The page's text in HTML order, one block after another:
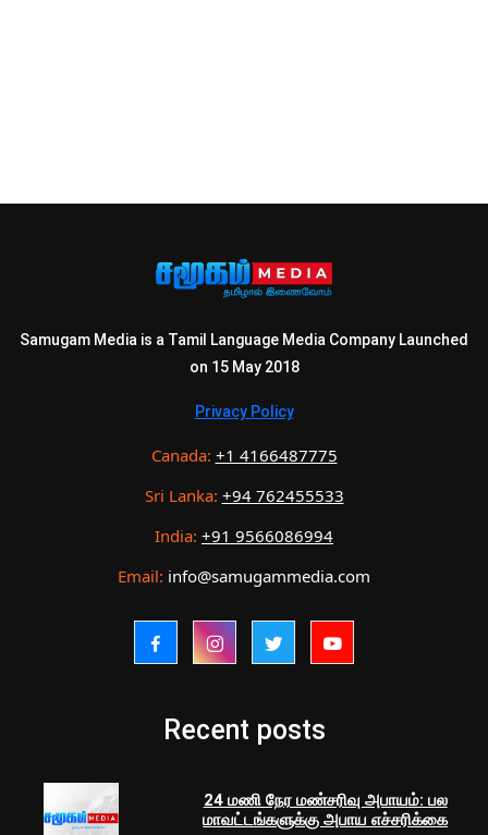
Samugam Media is a Tamil Language Media Company Launched
on 15 May 2018
Privacy Policy
Canada: +1 4166487775
Sri Lanka: +94 762455533
India: +91 9566086994
Email: info@samugammedia.com
Recent posts
24 மணி நேர மண்சரிவு அபாயம்: பல
மாவட்டங்களுக்கு அபாய எச்சரிக்கை